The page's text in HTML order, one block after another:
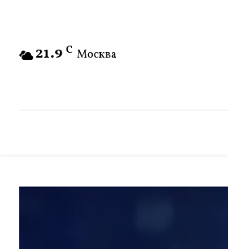
21.9 C Москва